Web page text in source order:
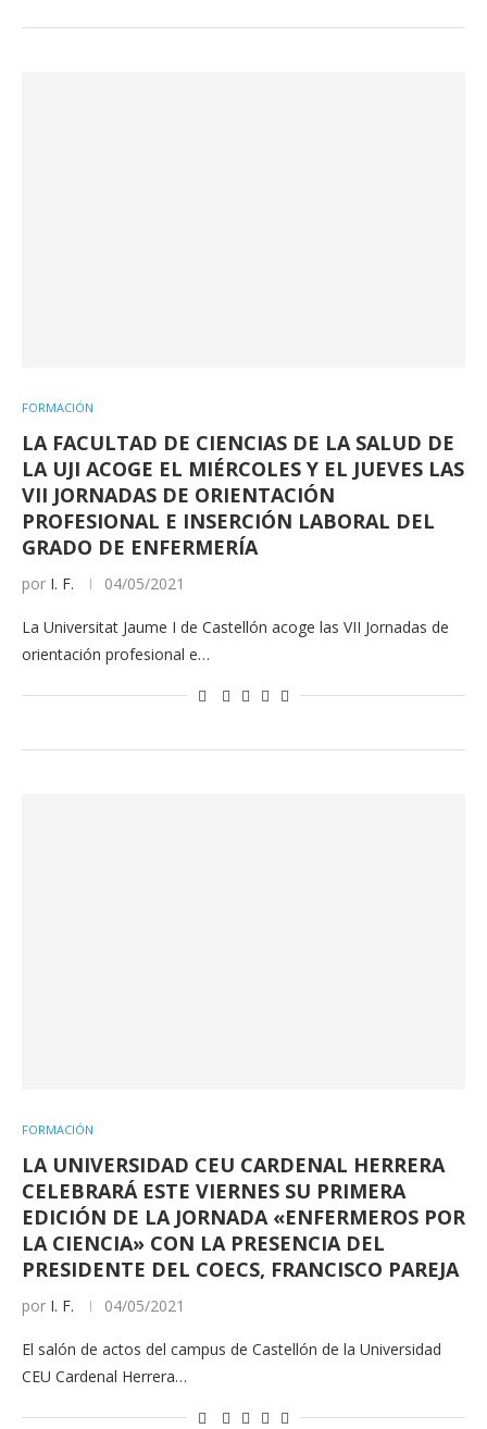
FORMACIÓN
LA FACULTAD DE CIENCIAS DE LA SALUD DE
LA UJI ACOGE EL MIÉRCOLES Y EL JUEVES LAS
VII JORNADAS DE ORIENTACIÓN
PROFESIONAL E INSERCIÓN LABORAL DEL
GRADO DE ENFERMERÍA
por I. F. 04/05/2021
La Universitat Jaume I de Castellón acoge las VII Jornadas de
orientación profesional e…
FORMACIÓN
LA UNIVERSIDAD CEU CARDENAL HERRERA
CELEBRARÁ ESTE VIERNES SU PRIMERA
EDICIÓN DE LA JORNADA «ENFERMEROS POR
LA CIENCIA» CON LA PRESENCIA DEL
PRESIDENTE DEL COECS, FRANCISCO PAREJA
por I. F. 04/05/2021
El salón de actos del campus de Castellón de la Universidad
CEU Cardenal Herrera…